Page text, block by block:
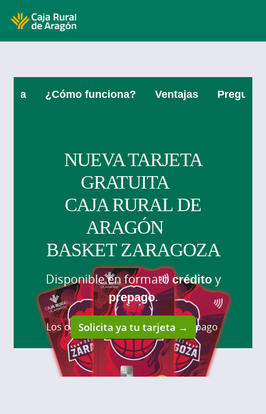
¿Cómo funciona? Ventajas
NUEVA TARJETA
GRATUITA
CAJA RURAL DE
ARAGÓN
BASKET ZARAGOZA
Disponible en formato créditoy
prepago.
Solicita ya tu tarjeta →
Los ojos se iluminan al realizar el pago